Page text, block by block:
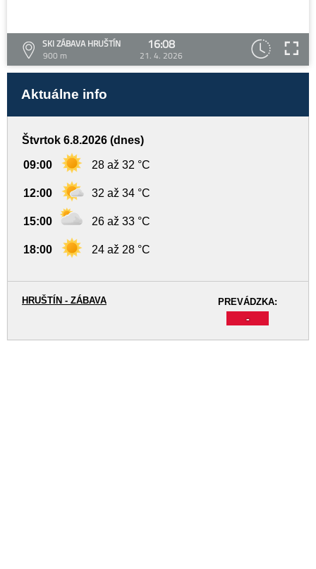
SKI ZÁBAVA HRUŠTÍN
900 m
16:08
21. 4. 2026
Aktuálne info
Štvrtok 6.8.2026 (dnes)
09:00 28 až 32 °C
12:00 32 až 34 °C
15:00 26 až 33 °C
18:00 24 až 28 °C
PREVÁDZKA:
-
HRUŠTÍN - ZÁBAVA